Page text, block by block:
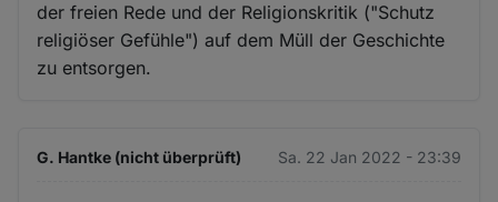
der freien Rede und der Religionskritik ("Schutz
religiöser Gefühle") auf dem Müll der Geschichte
zu entsorgen.
G. Hantke (nicht überprüft) Sa. 22 Jan 2022 - 23:39